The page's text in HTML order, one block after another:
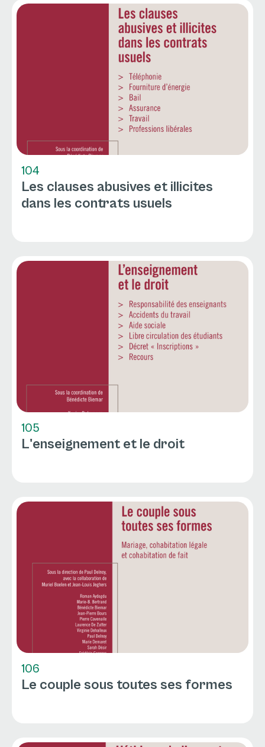
104
Les clauses abusives et illicites
dans les contrats usuels
105
L'enseignement et le droit
106
Le couple sous toutes ses formes